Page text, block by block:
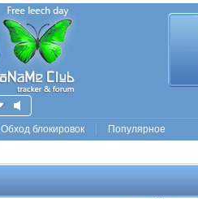
Обход блокировок Популярное